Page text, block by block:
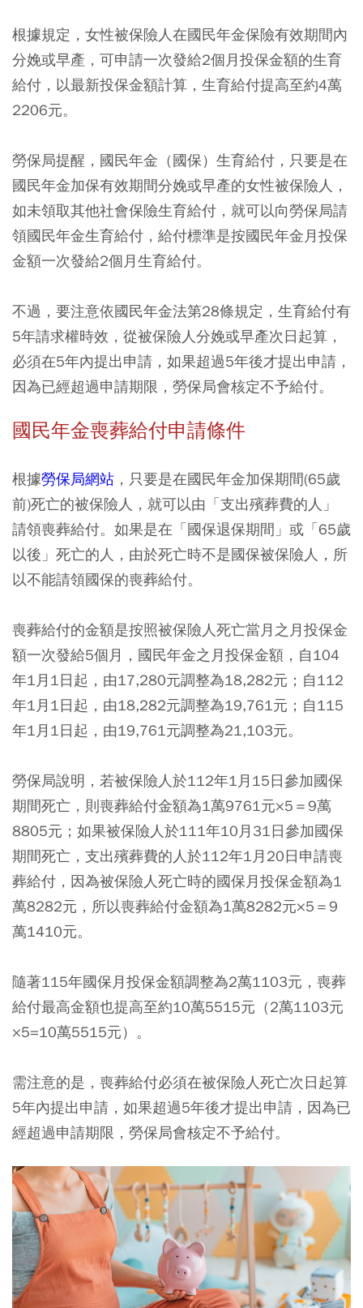
根據規定，女性被保險人在國民年金保險有效期間內
分娩或早產，可申請一次發給2個月投保金額的生育
給付，以最新投保金額計算，生育給付提高至約4萬
2206元。
勞保局提醒，國民年金（國保）生育給付，只要是在
國民年金加保有效期間分娩或早產的女性被保險人，
如未領取其他社會保險生育給付，就可以向勞保局請
領國民年金生育給付，給付標準是按國民年金月投保
金額一次發給2個月生育給付。
不過，要注意依國民年金法第28條規定，生育給付有
5年請求權時效，從被保險人分娩或早產次日起算，
必須在5年內提出申請，如果超過5年後才提出申請，
因為已經超過申請期限，勞保局會核定不予給付。
國民年金喪葬給付申請條件
根據勞保局網站 ，只要是在國民年金加保期間(65歲
前)死亡的被保險人，就可以由「支出殯葬費的人」
請領喪葬給付。如果是在「國保退保期間」或「65歲
以後」死亡的人，由於死亡時不是國保被保險人，所
以不能請領國保的喪葬給付。
喪葬給付的金額是按照被保險人死亡當月之月投保金
額一次發給5個月，國民年金之月投保金額，自104
年1月1日起，由17,280元調整為18,282元；自112
年1月1日起，由18,282元調整為19,761元；自115
年1月1日起，由19,761元調整為21,103元。
勞保局說明，若被保險人於112年1月15日參加國保
期間死亡，則喪葬給付金額為1萬9761元×5＝9萬
8805元；如果被保險人於111年10月31日參加國保
期間死亡，支出殯葬費的人於112年1月20日申請喪
葬給付，因為被保險人死亡時的國保月投保金額為1
萬8282元，所以喪葬給付金額為1萬8282元×5＝9
萬1410元。
隨著115年國保月投保金額調整為2萬1103元，喪葬
給付最高金額也提高至約10萬5515元（2萬1103元
×5=10萬5515元）。
需注意的是，喪葬給付必須在被保險人死亡次日起算
5年內提出申請，如果超過5年後才提出申請，因為已
經超過申請期限，勞保局會核定不予給付。